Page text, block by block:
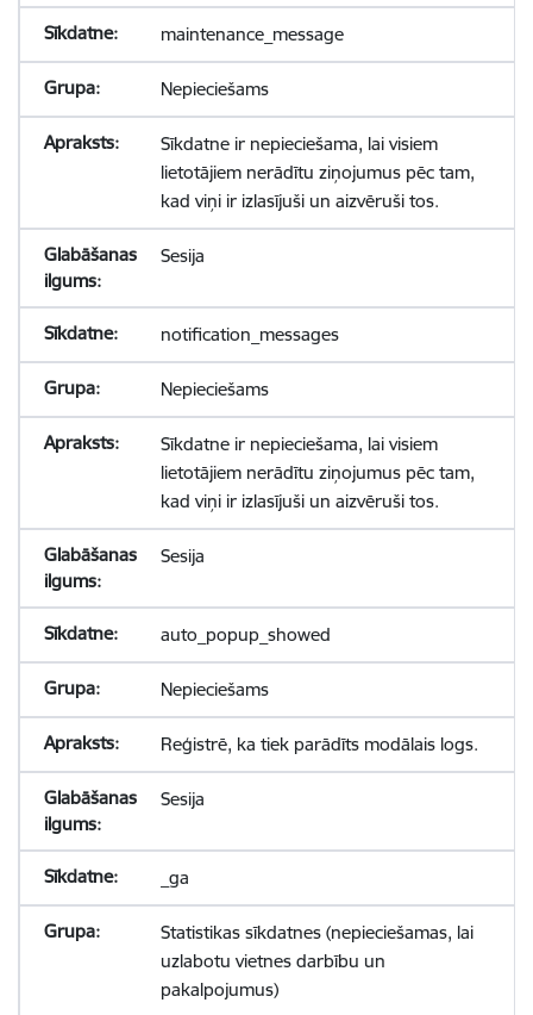
maintenance_message
Nepieciešams
Sīkdatne ir nepieciešama, lai visiem
lietotājiem nerādītu ziņojumus pēc tam,
kad viņi ir izlasījuši un aizvēruši tos.
Sesija
notification_messages
Nepieciešams
Sīkdatne ir nepieciešama, lai visiem
lietotājiem nerādītu ziņojumus pēc tam,
kad viņi ir izlasījuši un aizvēruši tos.
Sesija
auto_popup_showed
Nepieciešams
Reģistrē, ka tiek parādīts modālais logs.
Sesija
_ga
Statistikas sīkdatnes (nepieciešamas, lai
uzlabotu vietnes darbību un
pakalpojumus)